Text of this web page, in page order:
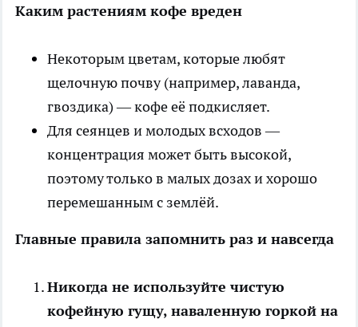
Каким растениям кофе вреден
Некоторым цветам, которые любят
щелочную почву (например, лаванда,
гвоздика) — кофе её подкисляет.
Для сеянцев и молодых всходов —
концентрация может быть высокой,
поэтому только в малых дозах и хорошо
перемешанным с землёй.
Главные правила запомнить раз и навсегда
Никогда не используйте чистую
кофейную гущу, наваленную горкой на